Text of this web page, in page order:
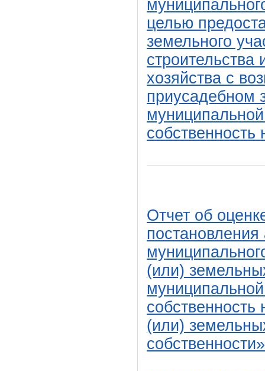
целью
земельного
строительства
хозяйства с
приусадебном
собственность
Отчет об
(или)
(или)
собственности»